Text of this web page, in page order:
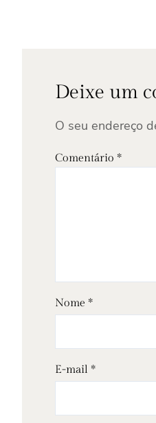
Deixe um
O seu endereço
Comentário *
Nome *
E-mail *